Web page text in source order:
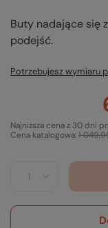
Buty nadające się
podejść.
Potrzebujesz wymiaru
Cena katalogowa:1
Najniższa cena z 30 dni